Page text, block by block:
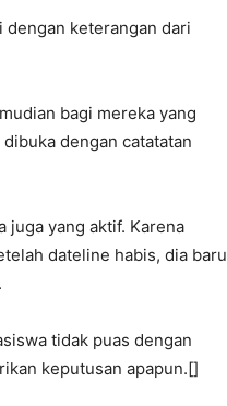
dengan keterangan dari
bagi mereka yang
dengan catatatan
juga yang aktif. Karena
dateline habis, dia baru
tidak puas dengan
keputusan apapun.[]